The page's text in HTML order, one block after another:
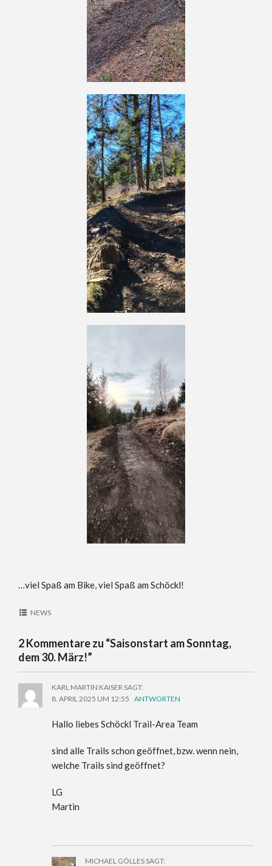
…viel Spaß am Bike, viel Spaß am Schöckl!
NEWS
2 Kommentare zu “Saisonstart am Sonntag,
dem 30. März!”
KARL MARTIN KAISER SAGT:
8. APRIL 2025 UM 12:55 ANTWORTEN
Hallo liebes Schöckl Trail-Area Team
sind alle Trails schon geöffnet, bzw. wenn nein,
welche Trails sind geöffnet?
LG
Martin
MICHAEL GÖLLES SAGT: